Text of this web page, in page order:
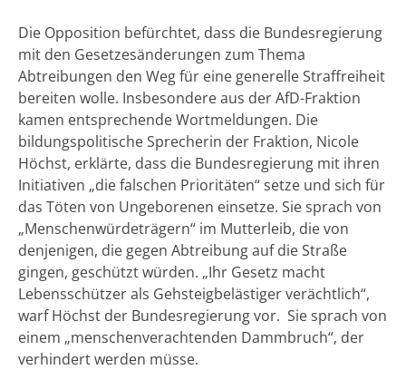
Die Opposition befürchtet, dass die Bundesregierung
mit den Gesetzesänderungen zum Thema
Abtreibungen den Weg für eine generelle Straffreiheit
bereiten wolle. Insbesondere aus der AfD-Fraktion
kamen entsprechende Wortmeldungen. Die
bildungspolitische Sprecherin der Fraktion, Nicole
Höchst, erklärte, dass die Bundesregierung mit ihren
Initiativen „die falschen Prioritäten“ setze und sich für
das Töten von Ungeborenen einsetze. Sie sprach von
„Menschenwürdeträgern“ im Mutterleib, die von
denjenigen, die gegen Abtreibung auf die Straße
gingen, geschützt würden. „Ihr Gesetz macht
Lebensschützer als Gehsteigbelästiger verächtlich“,
warf Höchst der Bundesregierung vor. Sie sprach von
einem „menschenverachtenden Dammbruch“, der
verhindert werden müsse.